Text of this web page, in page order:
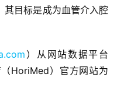
其目标是成为血管介入腔
）从网站数据平台
HoriMed）官方网站为